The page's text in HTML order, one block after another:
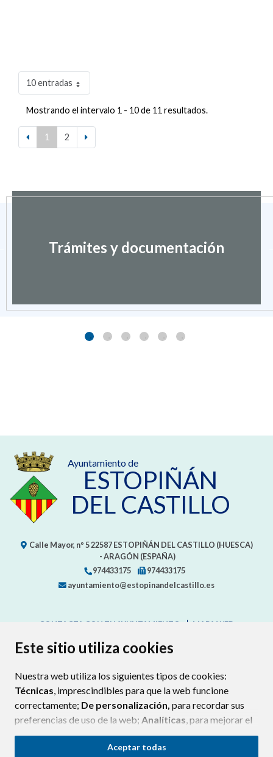
Este sitio utiliza cookies
Nuestra web utiliza los siguientes tipos de cookies:
Técnicas, imprescindibles para que la web funcione
correctamente; De personalización, para recordar sus
preferencias de uso de la web; Analíticas, para mejorar el
funcionamiento de la web y sus servicios.
Aceptar todas
10 entradas
Mostrando el intervalo 1 - 10 de 11 resultados.
1 2
Trámites y documentación
Ayuntamiento de
ESTOPIÑÁN
DEL CASTILLO
Calle Mayor, nº 522587 ESTOPIÑÁN DEL CASTILLO (HUESCA)
- ARAGÓN (ESPAÑA)
974433175
974433175
ayuntamiento@estopinandelcastillo.es
CONTACTA CON TU AYUNTAMIENTO
MAPA WEB
AVISO LEGAL
PROTECCIÓN DE DATOS
POLÍTICA DE COOKIES